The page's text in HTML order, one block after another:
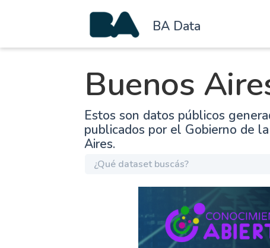
BA Data
Buenos
Estos son datos públicos
publicados por el Gobierno de
Aires.